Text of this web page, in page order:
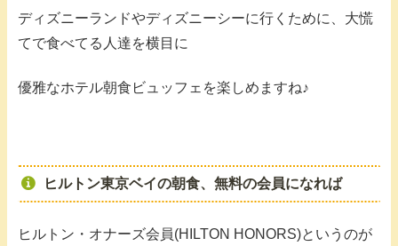
ディズニーランドやディズニーシーに行くために、大慌
てで食べてる人達を横目に
優雅なホテル朝食ビュッフェを楽しめますね♪
ヒルトン東京ベイの朝食、無料の会員になれば
ヒルトン・オナーズ会員(HILTON HONORS)というのが